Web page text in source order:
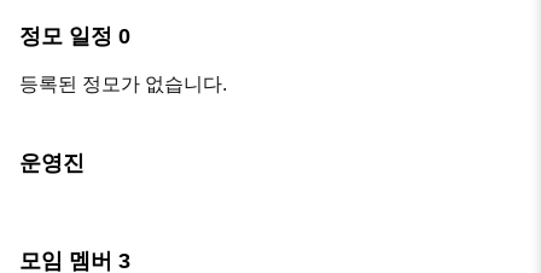
정모 일정 0
등록된 정모가 없습니다.
운영진
모임 멤버 3